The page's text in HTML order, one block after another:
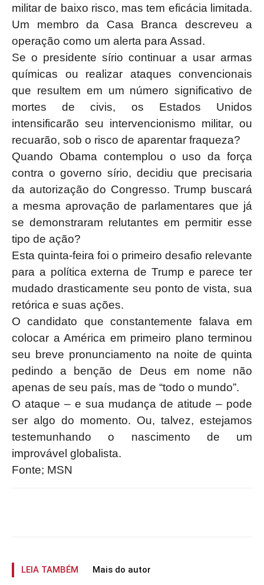
militar de baixo risco, mas tem eficácia limitada.
Um membro da Casa Branca descreveu a
operação como um alerta para Assad.
Se o presidente sírio continuar a usar armas
químicas ou realizar ataques convencionais
que resultem em um número significativo de
mortes de civis, os Estados Unidos
intensificarão seu intervencionismo militar, ou
recuarão, sob o risco de aparentar fraqueza?
Quando Obama contemplou o uso da força
contra o governo sírio, decidiu que precisaria
da autorização do Congresso. Trump buscará
a mesma aprovação de parlamentares que já
se demonstraram relutantes em permitir esse
tipo de ação?
Esta quinta-feira foi o primeiro desafio relevante
para a política externa de Trump e parece ter
mudado drasticamente seu ponto de vista, sua
retórica e suas ações.
O candidato que constantemente falava em
colocar a América em primeiro plano terminou
seu breve pronunciamento na noite de quinta
pedindo a benção de Deus em nome não
apenas de seu país, mas de “todo o mundo”.
O ataque – e sua mudança de atitude – pode
ser algo do momento. Ou, talvez, estejamos
testemunhando o nascimento de um
improvável globalista.
Fonte; MSN
LEIA TAMBÉM Mais do autor